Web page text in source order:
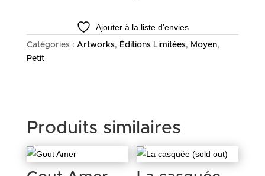
Ajouter à la liste d’envies
Catégories : Artworks, Éditions Limitées, Moyen,
Petit
Produits similaires